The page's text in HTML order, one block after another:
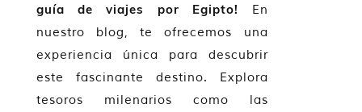
guía de viajes por Egipto!
En
nuestro blog, te ofrecemos una
experiencia única para descubrir
este fascinante destino. Explora
tesoros milenarios como las